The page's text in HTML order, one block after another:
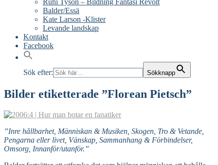
Ruhi Tyson – Bildning Fantasi Revolt
Balder/Essä
Kate Larson -Klister
Levande landskap
Kontakt
Facebook
Sök efter: Sökknapp
Bilder etiketterade ”Florean Pietsch”
”Inre hållbarhet, Människan & Musiken, Skogen, Tro & Vetande,
Pengarna eller livet, Vänskap, Sammanhang & Förbindelser,
Omsorg, Innanför/utanför.”